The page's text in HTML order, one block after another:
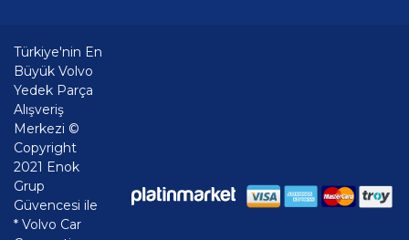
Türkiye'nin En
Büyük Volvo
Yedek Parça
Alışveriş
Merkezi ©
Copyright
2021 Enok
Grup
Güvencesi ile
* Volvo Car